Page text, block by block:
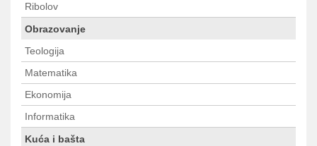
Ribolov
Obrazovanje
Teologija
Matematika
Ekonomija
Informatika
Kuća i bašta